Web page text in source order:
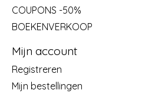
COUPONS -50%
BOEKENVERKOOP
Mijn account
Registreren
Mijn bestellingen